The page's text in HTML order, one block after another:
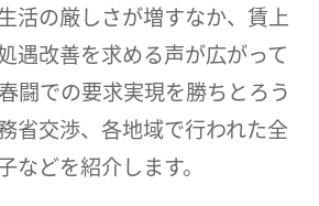
活の厳しさが増すなか、賃上
遇改善を求める声が広がって
闘での要求実現を勝ちとろう
省交渉、各地域で行われた全
などを紹介します。